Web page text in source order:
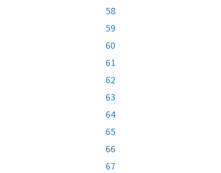
58
59
60
61
62
63
64
65
66
67